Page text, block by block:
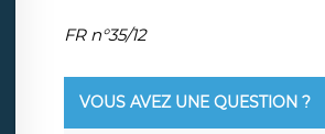
FR n°35/12
VOUS AVEZ UNE QUESTION ?